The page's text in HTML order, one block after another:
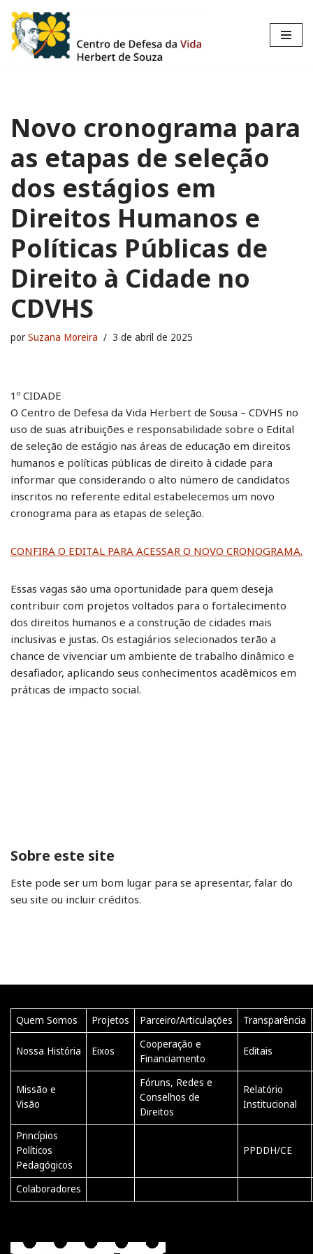
Pular
para
Novo cronograma para
as etapas de seleção
dos estágios em
Direitos Humanos e
Políticas Públicas de
Direito à Cidade no
CDVHS
por Suzana Moreira 3 de abril de 2025
1º CIDADE
O Centro de Defesa da Vida Herbert de Sousa – CDVHS no
uso de suas atribuições e responsabilidade sobre o Edital
de seleção de estágio nas áreas de educação em direitos
humanos e políticas públicas de direito à cidade para
informar que considerando o alto número de candidatos
inscritos no referente edital estabelecemos um novo
cronograma para as etapas de seleção.
CONFIRA O EDITAL PARA ACESSAR O NOVO CRONOGRAMA.
Essas vagas são uma oportunidade para quem deseja
contribuir com projetos voltados para o fortalecimento
dos direitos humanos e a construção de cidades mais
inclusivas e justas. Os estagiários selecionados terão a
chance de vivenciar um ambiente de trabalho dinâmico e
desafiador, aplicando seus conhecimentos acadêmicos em
práticas de impacto social.
Sobre este site
Este pode ser um bom lugar para se apresentar, falar do
seu site ou incluir créditos.
Quem Somos Projetos Parceiro/Articulações Transparência
Nossa História Eixos
Cooperação e
Financiamento
Editais
Missão e
Visão
Fóruns, Redes e
Conselhos de
Direitos
Relatório
Institucional
Princípios
Políticos
Pedagógicos
PPDDH/CE
Colaboradores